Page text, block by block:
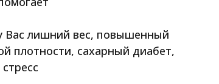
Вас лишний вес, повышенный
плотности, сахарный диабет,